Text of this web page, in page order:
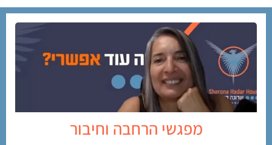
מפגשי הרחבה וחיבור